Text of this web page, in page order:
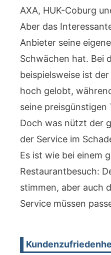
AXA, HUK-Coburg
Aber das
Anbieter seine
Schwächen hat. Bei
beispielsweise ist
hoch gelobt,
seine
Doch was nützt der
der Service im
Es ist wie bei einem
Restaurantbesuch:
stimmen, aber auch
Service müssen